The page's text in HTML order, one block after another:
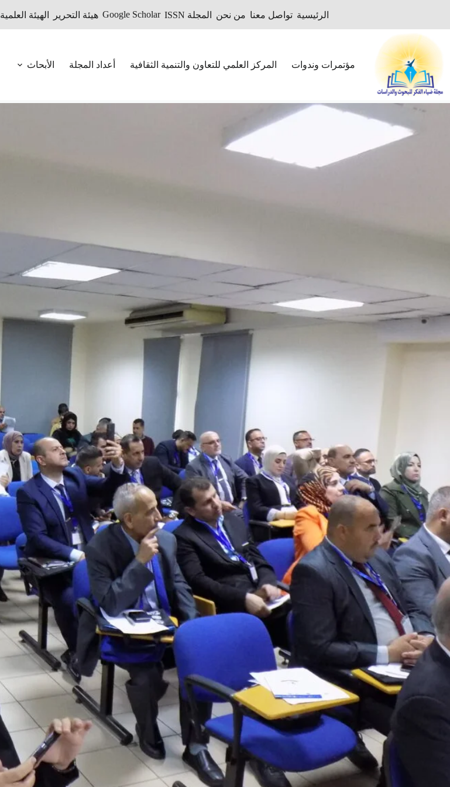
المحتوى
الرئيسية تواصل معنا من نحن المجلة ISSN Google Scholar هيئة التحرير الهيئة العلمية
مؤتمرات وندوات المركز العلمي للتعاون والتنمية الثقافية أعداد المجلة الأبحاث